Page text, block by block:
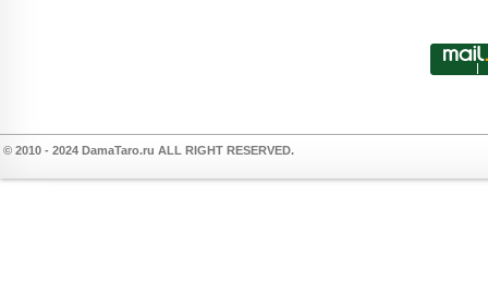
© 2010 - 2024 DamaTaro.ru ALL RIGHT RESERVED.